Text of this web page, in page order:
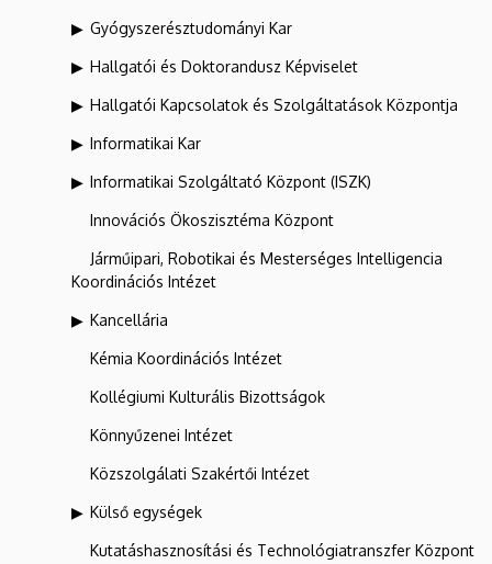
Gyógyszerésztudományi Kar
Hallgatói és Doktorandusz Képviselet
Hallgatói Kapcsolatok és Szolgáltatások Központja
Informatikai Kar
Informatikai Szolgáltató Központ (ISZK)
Innovációs Ökoszisztéma Központ
Járműipari, Robotikai és Mesterséges Intelligencia
Koordinációs Intézet
Kancellária
Kémia Koordinációs Intézet
Kollégiumi Kulturális Bizottságok
Könnyűzenei Intézet
Közszolgálati Szakértői Intézet
Külső egységek
Kutatáshasznosítási és Technológiatranszfer Központ